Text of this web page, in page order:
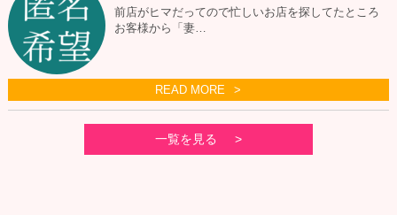
前店がヒマだってので忙しいお店を探してたところ
お客様から「妻…
READ MORE
一覧を見る